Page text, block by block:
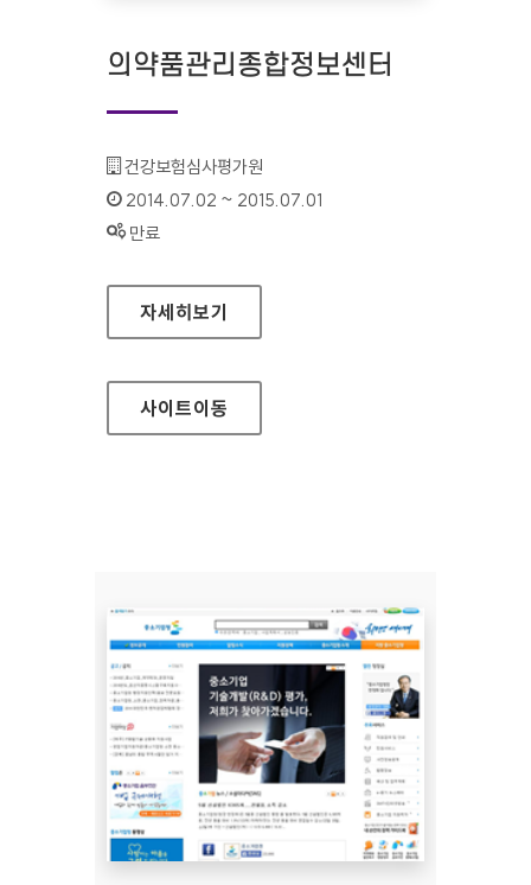
의약품관리종합정보센터
기관명 :
건강보험심사평가원
인증기간 :
2014.07.02 ~ 2015.07.01
상태 :
만료
의약품관리종합정보센터
자세히보기
사이트이동